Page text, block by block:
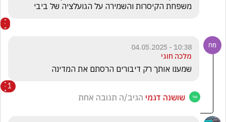
משפחת הקיסרות והשמירה על הגועלציה של ביבי
10:38 - 04.05.2025
מלכה חוגי
שמענו אותך רק דיבורים הרסתם את המדינה
1
שושנה דגמי הגיב/ה תגובה אחת